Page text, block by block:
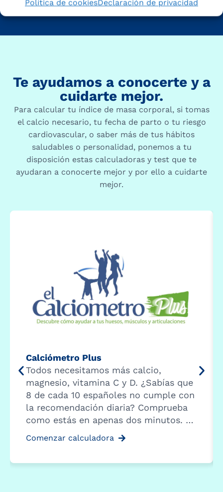
Política de cookiesDeclaración de privacidad
Te ayudamos a conocerte y a
cuidarte mejor.
Para calcular tu índice de masa corporal, si tomas
el calcio necesario, tu fecha de parto o tu riesgo
cardiovascular, o saber más de tus hábitos
saludables o personalidad, ponemos a tu
disposición estas calculadoras y test que te
ayudaran a conocerte mejor y por ello a cuidarte
mejor.
Calciómetro Plus
Todos necesitamos más calcio,
magnesio, vitamina C y D. ¿Sabías que
8 de cada 10 españoles no cumple con
la recomendación diaria? Comprueba
como estás en apenas dos minutos. …
Comenzar calculadora